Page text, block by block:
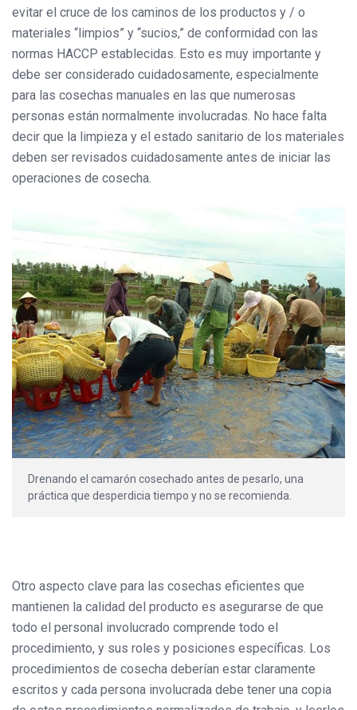
evitar el cruce de los caminos de los productos y / o
materiales “limpios” y “sucios,” de conformidad con las
normas HACCP establecidas. Esto es muy importante y
debe ser considerado cuidadosamente, especialmente
para las cosechas manuales en las que numerosas
personas están normalmente involucradas. No hace falta
decir que la limpieza y el estado sanitario de los materiales
deben ser revisados cuidadosamente antes de iniciar las
operaciones de cosecha.
Drenando el camarón cosechado antes de pesarlo, una
práctica que desperdicia tiempo y no se recomienda.
Otro aspecto clave para las cosechas eficientes que
mantienen la calidad del producto es asegurarse de que
todo el personal involucrado comprende todo el
procedimiento, y sus roles y posiciones específicas. Los
procedimientos de cosecha deberían estar claramente
escritos y cada persona involucrada debe tener una copia